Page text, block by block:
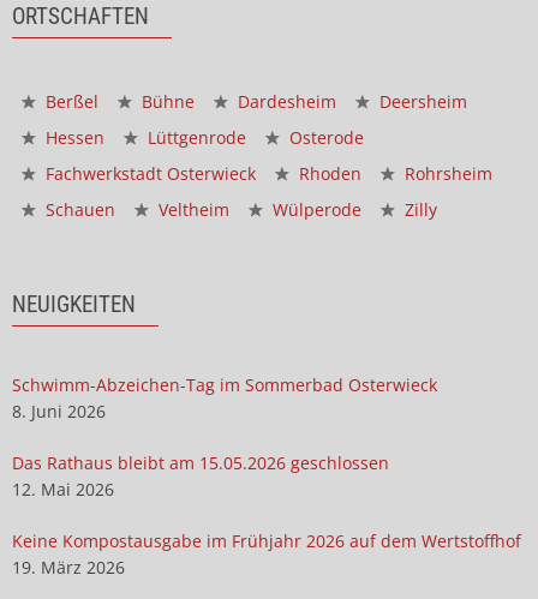
ORTSCHAFTEN
Berßel Bühne Dardesheim
Deersheim
Hessen
Lüttgenrode
Osterode
Fachwerkstadt Osterwieck
Rhoden
Rohrsheim
Schauen
Veltheim Wülperode Zilly
NEUIGKEITEN
Schwimm-Abzeichen-Tag im Sommerbad Osterwieck
8. Juni 2026
Das Rathaus bleibt am 15.05.2026 geschlossen
12. Mai 2026
Keine Kompostausgabe im Frühjahr 2026 auf dem Wertstoffhof
19. März 2026